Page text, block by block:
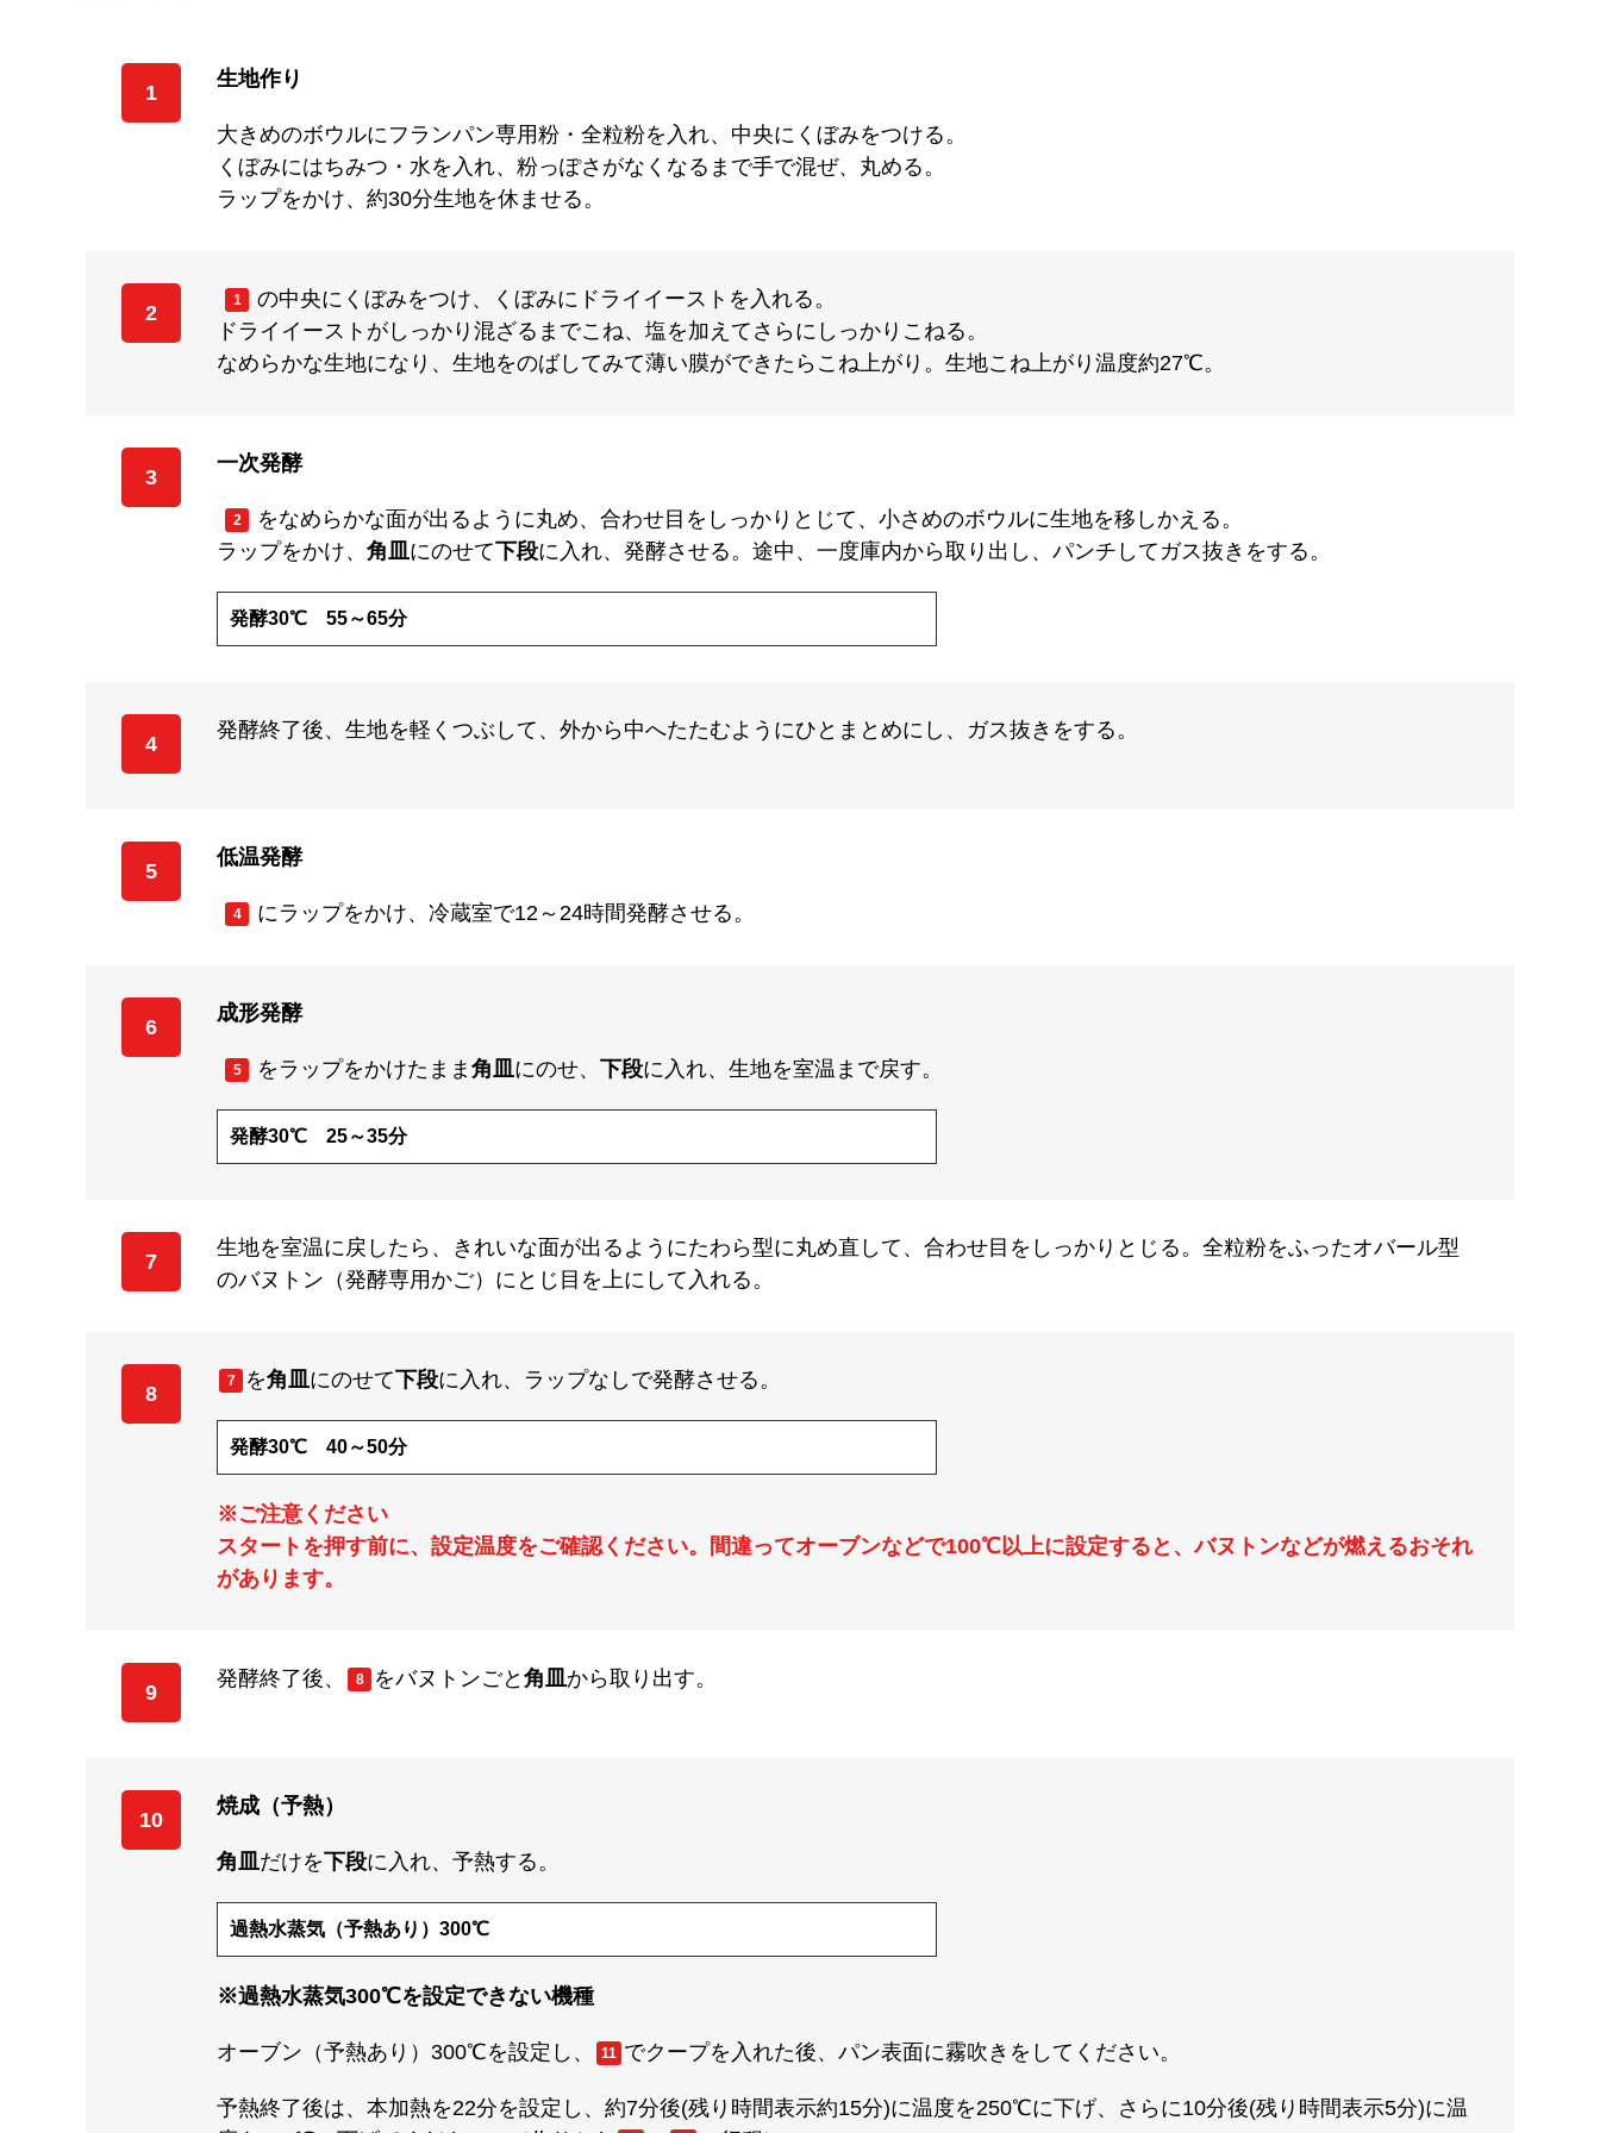
1
生地作り
大きめのボウルにフランパン専用粉・全粒粉を入れ、中央にくぼみをつける。
くぼみにはちみつ・水を入れ、粉っぽさがなくなるまで手で混ぜ、丸める。
ラップをかけ、約30分生地を休ませる。
2
1
の中央にくぼみをつけ、くぼみにドライイーストを入れる。
ドライイーストがしっかり混ざるまでこね、塩を加えてさらにしっかりこねる。
なめらかな生地になり、生地をのばしてみて薄い膜ができたらこね上がり。生地こね上がり温度約27℃。
3
一次発酵
2
をなめらかな面が出るように丸め、合わせ目をしっかりとじて、小さめのボウルに生地を移しかえる。
ラップをかけ、 角皿にのせて下段に入れ、発酵させる。途中、一度庫内から取り出し、パンチしてガス抜きをする。
発酵30℃ 55～65分
4
発酵終了後、生地を軽くつぶして、外から中へたたむようにひとまとめにし、ガス抜きをする。
5
低温発酵
4 にラップをかけ、冷蔵室で12～24時間発酵させる。
6
成形発酵
5 をラップをかけたまま 角皿にのせ、 下段に入れ、生地を室温まで戻す。
発酵30℃ 25～35分
7
生地を室温に戻したら、きれいな面が出るようにたわら型に丸め直して、合わせ目をしっかりとじる。全粒粉をふったオバール型
のバヌトン（発酵専用かご）にとじ目を上にして入れる。
8
7 を角皿にのせて下段に入れ、ラップなしで発酵させる。
発酵30℃ 40～50分
※ご注意ください
スタートを押す前に、設定温度をご確認ください。間違ってオーブンなどで100℃以上に設定すると、バヌトンなどが燃えるおそれ
があります。
9
発酵終了後、 8 をバヌトンごと 角皿から取り出す。
10
焼成（予熱）
角皿だけを下段に入れ、予熱する。
過熱水蒸気（予熱あり）300℃
※過熱水蒸気300℃を設定できない機種
オーブン（予熱あり）300℃を設定し、 11 でクープを入れた後、パン表面に霧吹きをしてください。
予熱終了後は、本加熱を22分を設定し、約7分後(残り時間表示約15分)に温度を250℃に下げ、さらに10分後(残り時間表示5分)に温